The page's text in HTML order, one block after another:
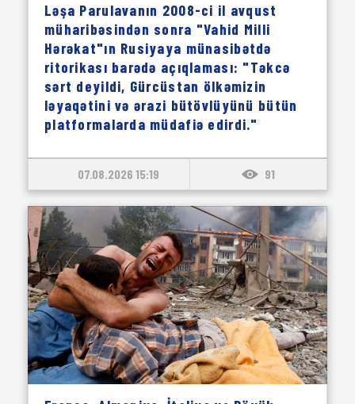
Ləşa Parulavanın 2008-ci il avqust
müharibəsindən sonra "Vahid Milli
Hərəkat"ın Rusiyaya münasibətdə
ritorikası barədə açıqlaması: "Təkcə
sərt deyildi, Gürcüstan ölkəmizin
ləyaqətini və ərazi bütövlüyünü bütün
platformalarda müdafiə edirdi."
07.08.2026 15:19 91